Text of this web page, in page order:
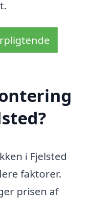
i Fjelsted
faktorer.
prisen af